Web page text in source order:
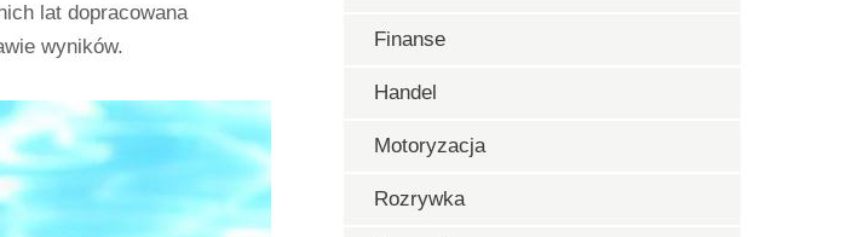
lat dopracowana
wyników.
Finanse
Handel
Motoryzacja
Rozrywka